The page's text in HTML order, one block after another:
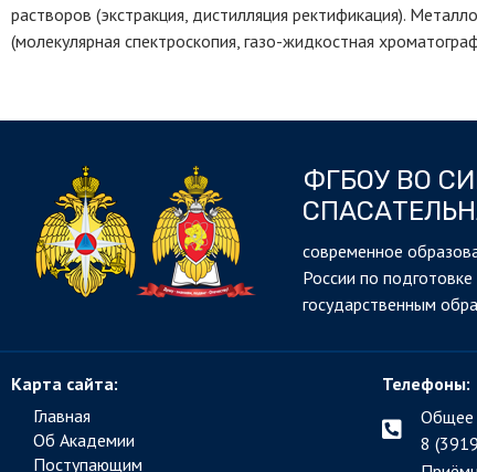
растворов (экстракция, дистилляция ректификация).
(молекулярная спектроскопия, газо-жидкостная
ФГБОУ ВО
cовременное
России по
государственным
Карта сайта:
Главная
Об Академии
Поступающим
Телефоны:
Общее
8